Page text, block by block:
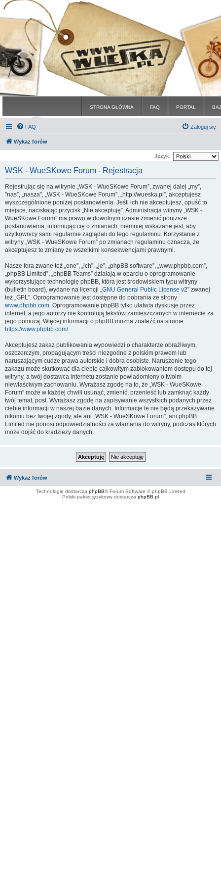
STRONA GŁÓWNA FAQ PORTAL
FAQ Zaloguj się
Wykaz forów
Język:
WSK - WueSKowe Forum - Rejestracja
Rejestrując się na witrynie „WSK - WueSKowe Forum”, zwanej dalej „my”,
”nas”, „nasza”, „WSK - WueSKowe Forum”, „http://wueska.pl”, akceptujesz
wyszczególnione poniżej postanowienia. Jeśli ich nie akceptujesz, opuść to
miejsce, naciskając przycisk „Nie akceptuję”. Administracja witryny „WSK -
WueSKowe Forum” ma prawo w dowolnym czasie zmienić poniższe
postanowienia, informując cię o zmianach, niemniej wskazane jest, aby
użytkownicy sami regularnie zaglądali do tego regulaminu. Korzystanie z
witryny „WSK - WueSKowe Forum” po zmianach regulaminu oznacza, że
akceptujesz te zmiany ze wszelkimi konsekwencjami prawnymi.
Nasze fora zwane też „one”, „ich”, „je”, „phpBB software”, „www.phpbb.com”,
„phpBB Limited”, „phpBB Teams” działają w oparciu o oprogramowanie
wykorzystujące technologię phpBB, która jest środowiskiem typu witryny
(bulletin board), wydane na licencji „GNU General Public License v2” zwanej
też „GPL”. Oprogramowanie jest dostępne do pobrania ze strony
www.phpbb.com. Oprogramowanie phpBB tylko ułatwia dyskusje przez
internet, a jego autorzy nie kontrolują tekstów zamieszczanych w internecie za
jego pomocą. Więcej informacji o phpBB można znaleźć na stronie
https://www.phpbb.com/.
Akceptujesz zakaz publikowania wypowiedzi o charakterze obraźliwym,
oszczerczym, propagującym treści niezgodne z polskim prawem lub
naruszającym cudze prawa autorskie i dobra osobiste. Naruszenie tego
zakazu może skutkować dla ciebie całkowitym zablokowaniem dostępu do tej
witryny, a twój dostawca internetu zostanie powiadomiony o twoim
niewłaściwym zachowaniu. Wyrażasz zgodę na to, że „WSK - WueSKowe
Forum” może w każdej chwili usunąć, zmienić, przenieść lub zamknąć każdy
twój temat, post. Wyrażasz zgodę na zapisywanie wszystkich podanych przez
ciebie informacji w naszej bazie danych. Informacje te nie będą przekazywane
nikomu bez twojej zgody, ale ani „WSK - WueSKowe Forum”, ani phpBB
Limited nie ponosi odpowiedzialności za włamania do witryny, podczas których
może dojść do kradzieży danych.
Wykaz forów
Technologię dostarcza phpBB® Forum Software © phpBB Limited
Polski pakiet językowy dostarcza phpBB.pl